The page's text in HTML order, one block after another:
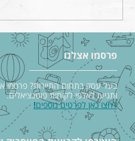
פרסמו אצלנו
בעל עסק בתחום התיירות? פרסמו
ותגיעו לאלפי לקוחות פוטנציאלים.
לחצו כאן לפרטים נוספים!